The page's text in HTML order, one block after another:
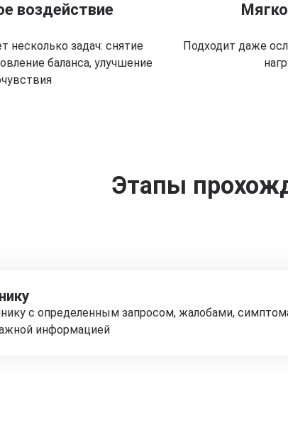
воздействие
несколько задач: снятие
баланса, улучшение
Подходит даже
Этапы
с определенным запросом, жалобами,
информацией